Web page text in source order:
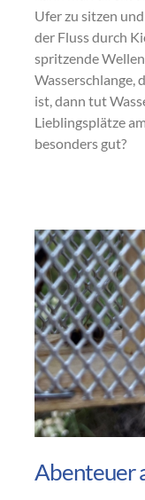
Ufer zu sitzen
der Fluss durch
spritzende
Wasserschlange,
ist, dann tut
Lieblingsplätze
besonders gut?
Abenteuer